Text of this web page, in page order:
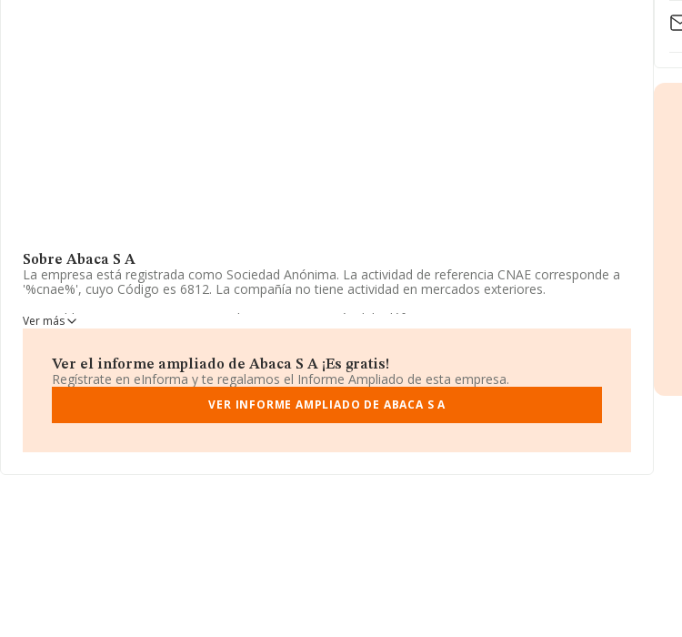
Sobre Abaca S A
La empresa está registrada como Sociedad Anónima. La actividad de referencia CNAE corresponde a
'%cnae%', cuyo Código es 6812. La compañía no tiene actividad en mercados exteriores.
Es posible ponerse en contacto con la empresa a través del teléfono 968563256.
Carretera De La Manga (cabo De Palos) Cabo Palo, (30370), Cartagena, Murcia.
En relación con el sector y disponiendo de los datos de hasta 231.218 empresas, en el ámbito nacional
la facturación alcanza la cifra de 29.817 millones de euros y el promedio de la facturación de ventas
entre todas las compañías asciende a los 128 mil euros. Teniendo en cuenta la información sobre
millones de euros. Para aportar ulterior información de interés en el ámbito sectorial, la antigüedad
Ver más
Ver el informe ampliado de Abaca S A ¡Es gratis!
Regístrate en eInforma y te regalamos el Informe Ampliado de esta empresa.
VER INFORME AMPLIADO DE ABACA S A